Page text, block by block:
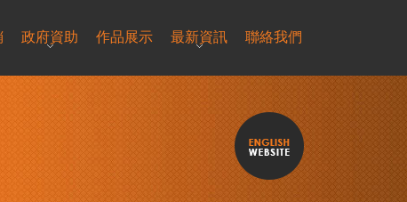
政府資助 作品展示 最新資訊 聯絡我們